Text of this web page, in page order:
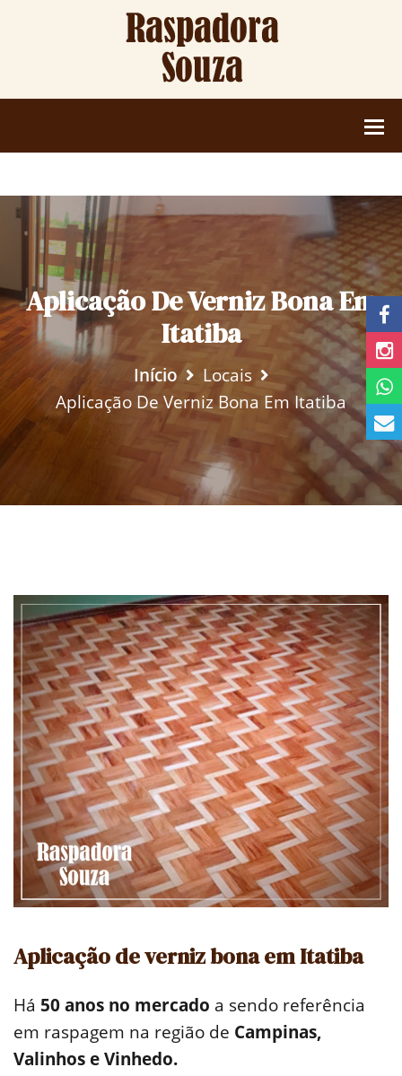
Aplicação De Verniz Bona Em
Itatiba
Início
Locais
Aplicação De Verniz Bona Em Itatiba
Aplicação de verniz bona em Itatiba
Há 50 anos no mercado a sendo referência
em raspagem na região de Campinas,
Valinhos e Vinhedo.